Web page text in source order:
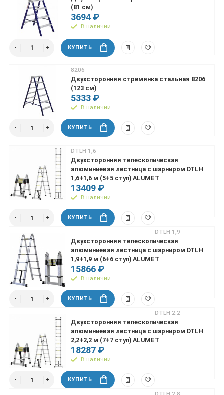
(81 см)
3694 ₽
В наличии
КУПИТЬ
8206
Двухсторонняя стремянка стальная 8206
(123 см)
5333 ₽
В наличии
КУПИТЬ
DTLH 1,6
Двухсторонняя телескопическая
алюминиевая лестница с шарниром DTLH
1,6+1,6 м (5+5 ступ) ALUMET
13409 ₽
В наличии
КУПИТЬ
DTLH 1,9
Двухсторонняя телескопическая
алюминиевая лестница с шарниром DTLH
1,9+1,9 м (6+6 ступ) ALUMET
15866 ₽
В наличии
КУПИТЬ
DTLH 2.2
Двухсторонняя телескопическая
алюминиевая лестница с шарниром DTLH
2,2+2,2 м (7+7 ступ) ALUMET
18287 ₽
В наличии
КУПИТЬ